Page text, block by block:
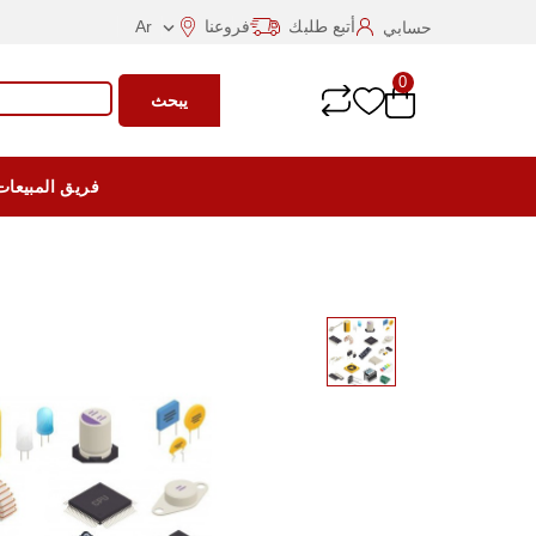
Ar  فروعنا أتبع طلبك حسابي
يبحث
0
فريق